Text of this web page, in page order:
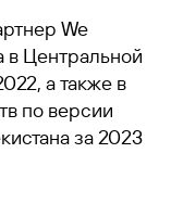
We
в Центральной
а также в
по версии
за 2023